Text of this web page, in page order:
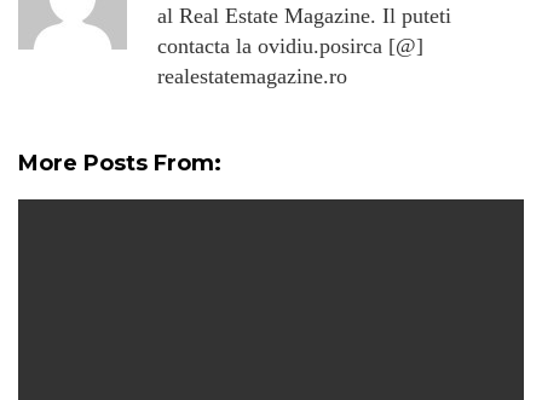
al Real Estate Magazine. Il puteti
contacta la ovidiu.posirca [@]
realestatemagazine.ro
More Posts From: